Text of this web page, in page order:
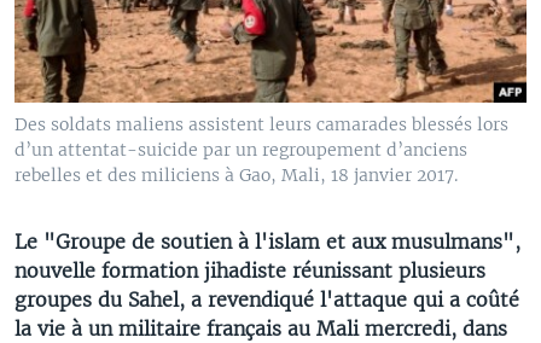
Des soldats maliens assistent leurs camarades blessés lors
d’un attentat-suicide par un regroupement d’anciens
rebelles et des miliciens à Gao, Mali, 18 janvier 2017.
Le "Groupe de soutien à l'islam et aux musulmans",
nouvelle formation jihadiste réunissant plusieurs
groupes du Sahel, a revendiqué l'attaque qui a coûté
la vie à un militaire français au Mali mercredi, dans